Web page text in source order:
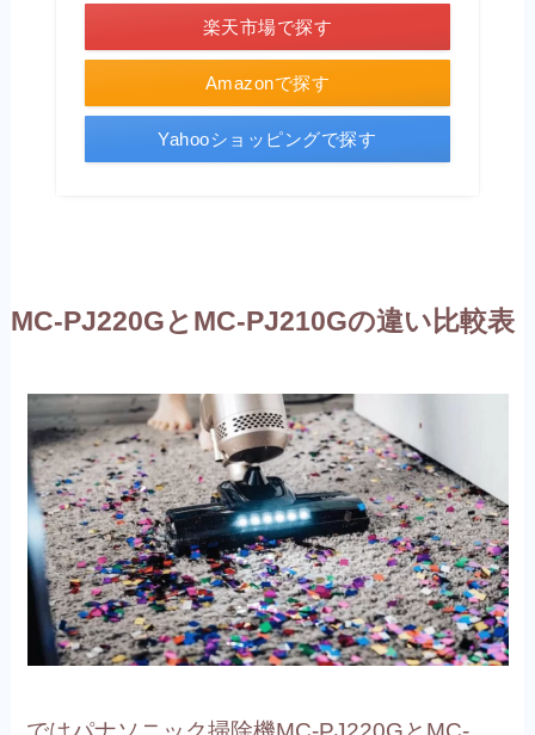
Amazonで探す
楽天市場で探す
Yahooショッピングで探す
MC-PJ220GとMC-PJ210Gの違い比較表